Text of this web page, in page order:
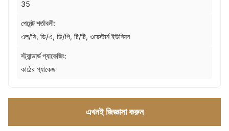
35
পেমেন্ট শর্তাবলী:
এল/সি, ডি/এ, ডি/পি, টি/টি, ওয়েস্টার্ন ইউনিয়ন
স্ট্যান্ডার্ড প্যাকেজিং:
কাঠের প্যাকেজ
এখনই জিজ্ঞাসা করুন